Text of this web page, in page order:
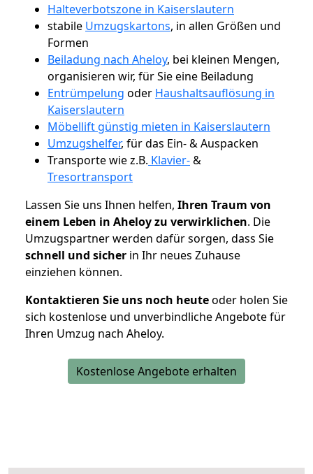
Halteverbotszone in Kaiserslautern
stabile Umzugskartons, in allen Größen und
Formen
Beiladung nach Aheloy, bei kleinen Mengen,
organisieren wir, für Sie eine Beiladung
Entrümpelung oder Haushaltsauflösung in
Kaiserslautern
Möbellift günstig mieten in Kaiserslautern
Umzugshelfer, für das Ein- & Auspacken
Transporte wie z.B. Klavier-&
Tresortransport
Lassen Sie uns Ihnen helfen, Ihren Traum von
einem Leben in Aheloy zu verwirklichen. Die
Umzugspartner werden dafür sorgen, dass Sie
schnell und sicher in Ihr neues Zuhause
einziehen können.
Kontaktieren Sie uns noch heuteoder holen Sie
sich kostenlose und unverbindliche Angebote für
Ihren Umzug nach Aheloy.
Kostenlose Angebote erhalten